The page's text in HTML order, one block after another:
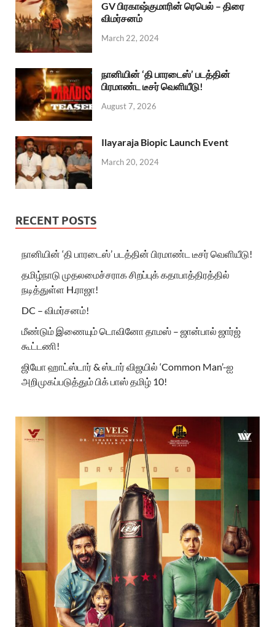
GV பிரகாஷ்குமாரின் ரெபெல் – திரை
விமர்சனம்
March 22, 2024
நானியின் ‘தி பாரடைஸ்’ படத்தின்
பிரமாண்ட டீசர் வெளியீடு!
August 7, 2026
Ilayaraja Biopic Launch Event
March 20, 2024
RECENT POSTS
நானியின் ‘தி பாரடைஸ்’ படத்தின் பிரமாண்ட டீசர் வெளியீடு!
தமிழ்நாடு முதலமைச்சராக சிறப்புக் கதாபாத்திரத்தில்
நடித்துள்ள H.ராஜா!
DC – விமர்சனம்!
மீண்டும் இணையும் டொவினோ தாமஸ் – ஜான்பால் ஜார்ஜ்
கூட்டணி!
ஜியோ ஹாட்ஸ்டார் & ஸ்டார் விஜயில் ‘Common Man’-ஐ
அறிமுகப்படுத்தும் பிக் பாஸ் தமிழ் 10!